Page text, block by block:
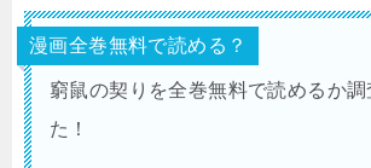
漫画全巻無料で読める？
窮鼠の契りを全巻無料で読めるか調
た！